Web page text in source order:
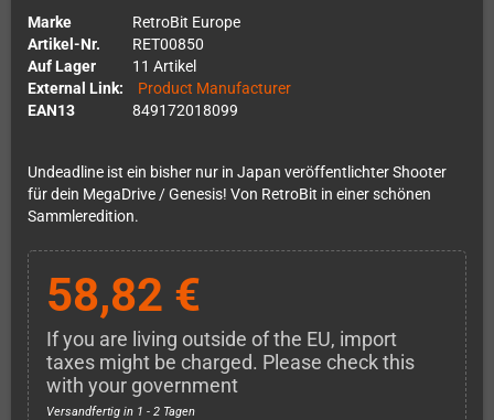
Marke
RetroBit Europe
Artikel-Nr.
RET00850
Auf Lager
11 Artikel
External Link:
Product Manufacturer
EAN13
849172018099
Undeadline ist ein bisher nur in Japan veröffentlichter Shooter
für dein MegaDrive / Genesis! Von RetroBit in einer schönen
Sammleredition.
58,82 €
If you are living outside of the EU, import
taxes might be charged. Please check this
with your government
Versandfertig in 1 - 2 Tagen